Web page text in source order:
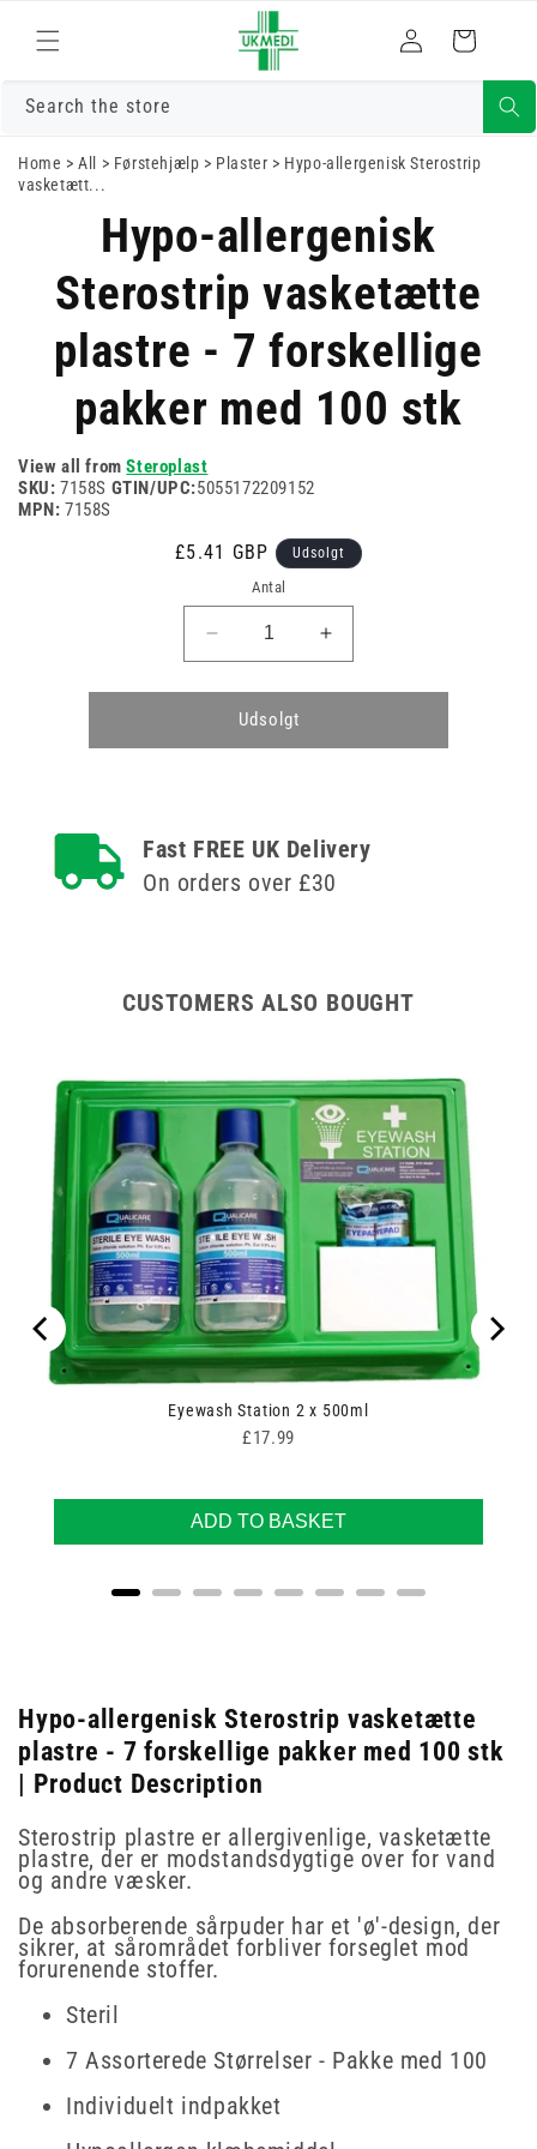
Gå til indhold
Log
ind
Indkøbskurv
Search the store
Home >All > Førstehjælp > Plaster > Hypo-allergenisk Sterostrip
vasketætt...
Hypo-allergenisk
Sterostrip vasketætte
plastre - 7 forskellige
pakker med 100 stk
View all fromSteroplast
SKU: 7158S GTIN/UPC:5055172209152
MPN: 7158S
Normalpris
£5.41 GBP Udsolgt
Antal
Reducer
antallet
for
Hypo-
allergenisk
-
forskellige
stk
Øg
antallet
for
allergenisk
-
7
forskellige
stk
Udsolgt
Fast FREE UK Delivery
On orders over £30
CUSTOMERS ALSO BOUGHT
Eyewash Station 2 x 500ml
Price
£17.99
ADD TO BASKET
Hypo-allergenisk Sterostrip vasketætte
plastre - 7 forskellige pakker med 100 stk
| Product Description
Sterostrip plastre er allergivenlige, vasketætte
plastre, der er modstandsdygtige over for vand
og andre væsker.
De absorberende sårpuder har et 'ø'-design, der
sikrer, at sårområdet forbliver forseglet mod
forurenende stoffer.
Steril
7 Assorterede Størrelser - Pakke med 100
Individuelt indpakket